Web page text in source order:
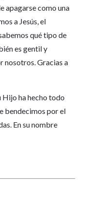
apagarse como una
a Jesús, el
qué tipo de
es gentil y
nosotros. Gracias a
Hijo ha hecho todo
bendecimos por el
En su nombre